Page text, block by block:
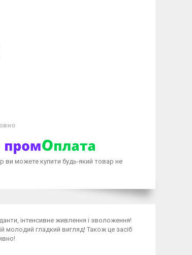
ви можете купити будь-який товар не
інтенсивне живлення і зволоження!
молодий гладкий вигляд! Також це засіб